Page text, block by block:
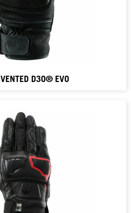
D3O® EVO